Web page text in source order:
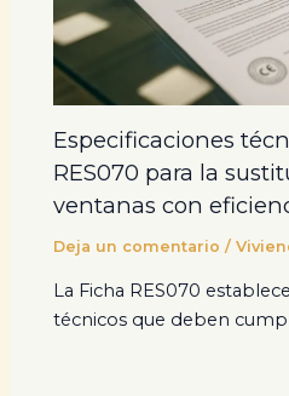
Especificaciones
RES070 para la
ventanas con
Deja un comentario /
La Ficha RES070
técnicos que deben